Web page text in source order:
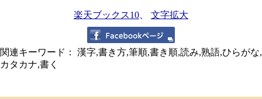
楽天ブックス10 文字拡大
関連キーワード： 漢字,書き方,筆順,書き順,読み,熟語,ひらがな,
カタカナ,書く